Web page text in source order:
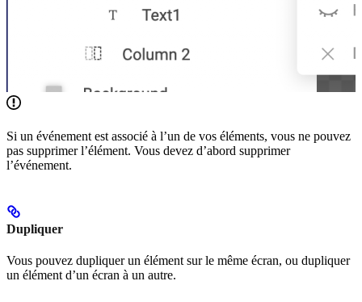
Si un événement est associé à l’un de vos éléments, vous ne pouvez
pas supprimer l’élément. Vous devez d’abord supprimer
l’événement.
Dupliquer
Vous pouvez dupliquer un élément sur le même écran, ou dupliquer
un élément d’un écran à un autre.